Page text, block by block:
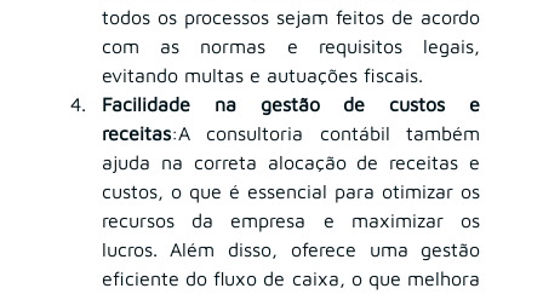
todos os processos sejam feitos de acordo
com as normas e requisitos legais,
evitando multas e autuações fiscais.
Facilidade na gestão de custos e
receitas:A consultoria contábil também
ajuda na correta alocação de receitas e
custos, o que é essencial para otimizar os
recursos da empresa e maximizar os
lucros. Além disso, oferece uma gestão
eficiente do fluxo de caixa, o que melhora